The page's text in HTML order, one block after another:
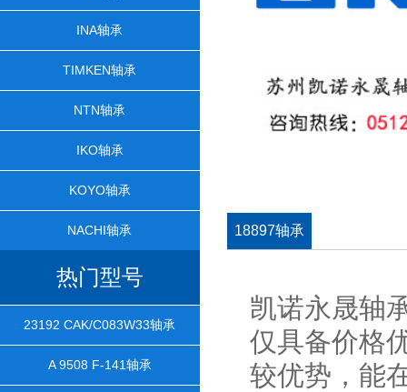
INA轴承
TIMKEN轴承
NTN轴承
IKO轴承
KOYO轴承
NACHI轴承
热门型号
23192 CAK/C083W33轴承
A 9508 F-141轴承
18897轴承
凯诺永晟轴
仅具备价格
较优势，能